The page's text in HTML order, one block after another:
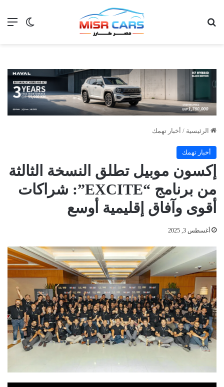
الوضع
الرئيسية / أخبار تهمك
أخبار تهمك
إكسون موبيل تطلق النسخة الثالثة
من برنامج “EXCITE”: شراكات
أقوى وآفاق إقليمية أوسع
أغسطس 3, 2025